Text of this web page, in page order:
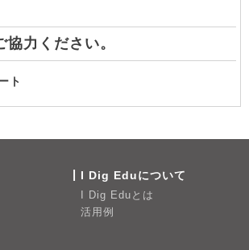
力ください。
ト
I Dig Eduについて
I Dig Eduとは
活用例